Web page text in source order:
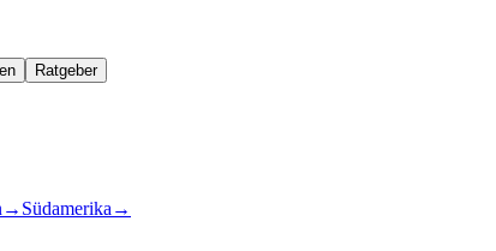
Ratgeber
→ Südamerika →